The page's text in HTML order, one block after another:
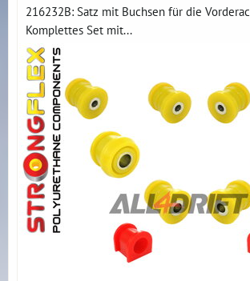
216232B: Satz mit Buchsen für die
Komplettes Set mit...